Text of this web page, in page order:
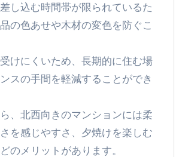
し込む時間帯が限られているた
の色あせや木材の変色を防ぐこ
けにくいため、長期的に住む場
スの手間を軽減することができ
、北西向きのマンションには柔
を感じやすさ、夕焼けを楽しむ
のメリットがあります。